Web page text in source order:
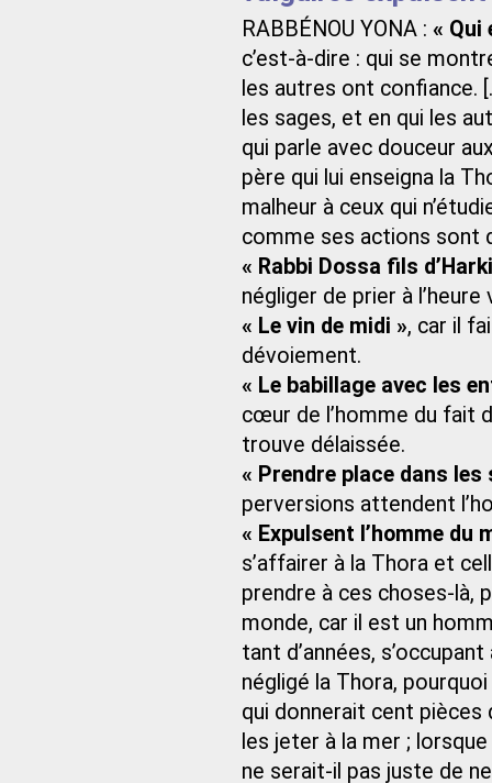
RABBÉNOU YONA : « Qui
c’est-à-dire : qui se
les autres ont confiance.
les sages, et en qui les
qui parle avec douceur
père qui lui enseigna la
malheur à ceux qui
comme ses actions sont
« Rabbi Dossa fils
négliger de prier à l’heure
« Le vin de midi », car il
dévoiement.
« Le babillage avec les
cœur de l’homme du fait
trouve délaissée.
« Prendre place dans
perversions attendent
« Expulsent l’homme du
s’affairer à la Thora et
prendre à ces choses-là,
monde, car il est un
tant d’années,
négligé la Thora,
qui donnerait cent pièces
les jeter à la mer ;
ne serait-il pas juste de